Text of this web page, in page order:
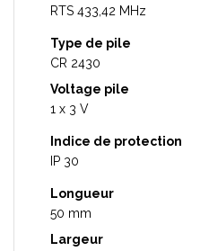
RTS 433,42 MHz
Type de pile
CR 2430
Voltage pile
1 x 3 V
Indice de protection
IP 30
Longueur
50 mm
Largeur